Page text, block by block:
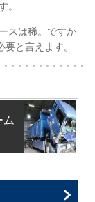
。
スは稀。ですか
と言えます。
ム